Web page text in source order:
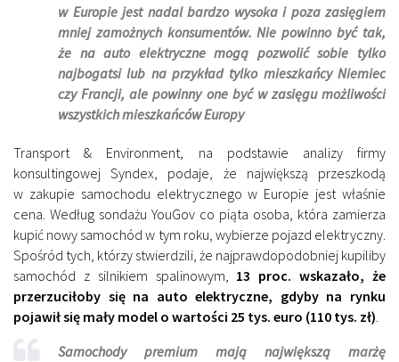
w Europie jest nadal bardzo wysoka i poza zasięgiem
mniej zamożnych konsumentów. Nie powinno być tak,
że na auto elektryczne mogą pozwolić sobie tylko
najbogatsi lub na przykład tylko mieszkańcy Niemiec
czy Francji, ale powinny one być w zasięgu możliwości
wszystkich mieszkańców Europy
Transport & Environment, na podstawie analizy firmy
konsultingowej Syndex, podaje, że największą przeszkodą
w zakupie samochodu elektrycznego w Europie jest właśnie
cena. Według sondażu YouGov co piąta osoba, która zamierza
kupić nowy samochód w tym roku, wybierze pojazd elektryczny.
Spośród tych, którzy stwierdzili, że najprawdopodobniej kupiliby
samochód z silnikiem spalinowym, 13 proc. wskazało, że
przerzuciłoby się na auto elektryczne, gdyby na rynku
pojawił się mały model o wartości 25 tys. euro (110 tys. zł).
Samochody premium mają największą marżę